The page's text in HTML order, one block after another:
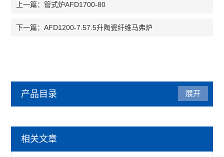
上一篇：管式炉AFD1700-80
下一篇：AFD1200-7.57.5升陶瓷纤维马弗炉
产品目录
陶瓷纤维马弗炉
展开
相关文章